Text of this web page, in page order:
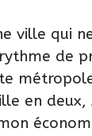
ville qui
de
en